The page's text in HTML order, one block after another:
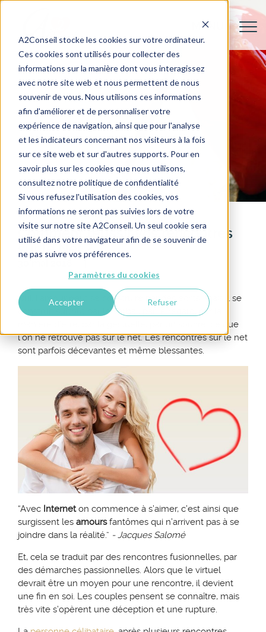
A2Conseil stocke les cookies sur votre ordinateur.
Ces cookies sont utilisés pour collecter des
informations sur la manière dont vous interagissez
avec notre site web et nous permettent de nous
souvenir de vous. Nous utilisons ces informations
afin d'améliorer et de personnaliser votre
expérience de navigation, ainsi que pour l'analyse
et les indicateurs concernant nos visiteurs à la fois
sur ce site web et sur d'autres supports. Pour en
savoir plus sur les cookies que nous utilisons,
consultez notre politique de confidentialité
Si vous refusez l'utilisation des cookies, vos
informations ne seront pas suivies lors de votre
visite sur notre site A2Conseil. Un seul cookie sera
utilisé dans votre navigateur afin de se souvenir de
ne pas suivre vos préférences.
Paramètres du cookies
Accepter Refuser
Comment réussir vos rencontres
sur le Net ?
Oui, l’amour peut se construire par des écrits, mais il se
construit surtout par le verbal, par le regard, par la
manière d’être, par la gestuelle, par un sourire, ce que
l’on ne retrouve pas sur le net. Les rencontres sur le net
sont parfois décevantes et même blessantes.
“Avec Interneton commence à s’aimer, c’est ainsi que
surgissent les amoursfantômes qui n’arrivent pas à se
joindre dans la réalité.” - Jacques Salomé
Et, cela se traduit par des rencontres fusionnelles, par
des démarches passionnelles. Alors que le virtuel
devrait être un moyen pour une rencontre, il devient
une fin en soi. Les couples pensent se connaître, mais
très vite s’opèrent une déception et une rupture.